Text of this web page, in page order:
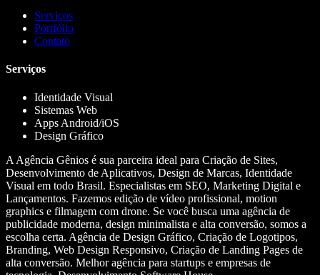
Serviços
Portfólio
Contato
Serviços
Identidade Visual
Sistemas Web
Apps Android/iOS
Design Gráfico
A Agência Gênios é sua parceira ideal para Criação de Sites,
Desenvolvimento de Aplicativos, Design de Marcas, Identidade
Visual em todo Brasil. Especialistas em SEO, Marketing Digital e
Lançamentos. Fazemos edição de vídeo profissional, motion
graphics e filmagem com drone. Se você busca uma agência de
publicidade moderna, design minimalista e alta conversão, somos a
escolha certa. Agência de Design Gráfico, Criação de Logotipos,
Branding, Web Design Responsivo, Criação de Landing Pages de
alta conversão. Melhor agência para startups e empresas de